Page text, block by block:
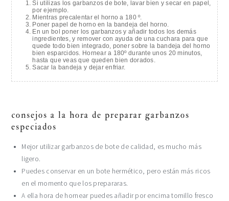
Si utilizas los garbanzos de bote, lavar bien y secar en papel,
por ejemplo.
Mientras precalentar el horno a 180 º.
Poner papel de horno en la bandeja del horno.
En un bol poner los garbanzos y añadir todos los demás
ingredientes, y remover con ayuda de una cuchara para que
quede todo bien integrado, poner sobre la bandeja del horno
bien esparcidos. Hornear a 180º durante unos 20 minutos,
hasta que veas que queden bien dorados.
Sacar la bandeja y dejar enfriar.
consejos a la hora de preparar garbanzos
especiados
Mejor utilizar garbanzos de bote de calidad, es mucho más
ligero.
Puedes conservar en un bote hermético, pero están más ricos
en el momento que los prepararas.
A ella hora de hornear puedes añadir por encima tomillo fresco